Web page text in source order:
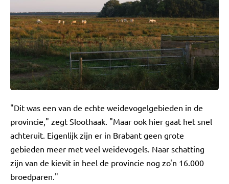
"Dit was een van de echte weidevogelgebieden in de
provincie," zegt Sloothaak. "Maar ook hier gaat het snel
achteruit. Eigenlijk zijn er in Brabant geen grote
gebieden meer met veel weidevogels. Naar schatting
zijn van de kievit in heel de provincie nog zo'n 16.000
broedparen."